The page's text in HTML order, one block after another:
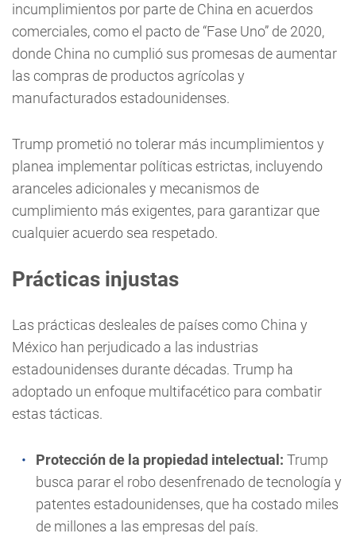
incumplimientos por parte de China en acuerdos
comerciales, como el pacto de “Fase Uno” de 2020,
donde China no cumplió sus promesas de aumentar
las compras de productos agrícolas y
manufacturados estadounidenses.
Trump prometió no tolerar más incumplimientos y
planea implementar políticas estrictas, incluyendo
aranceles adicionales y mecanismos de
cumplimiento más exigentes, para garantizar que
cualquier acuerdo sea respetado.
Prácticas injustas
Las prácticas desleales de países como China y
México han perjudicado a las industrias
estadounidenses durante décadas. Trump ha
adoptado un enfoque multifacético para combatir
estas tácticas.
Protección de la propiedad intelectual: Trump
busca parar el robo desenfrenado de tecnología y
patentes estadounidenses, que ha costado miles
de millones a las empresas del país.